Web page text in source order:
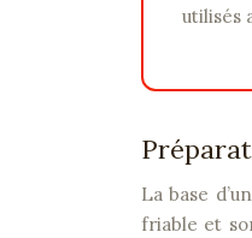
utilisés
La base
friable et